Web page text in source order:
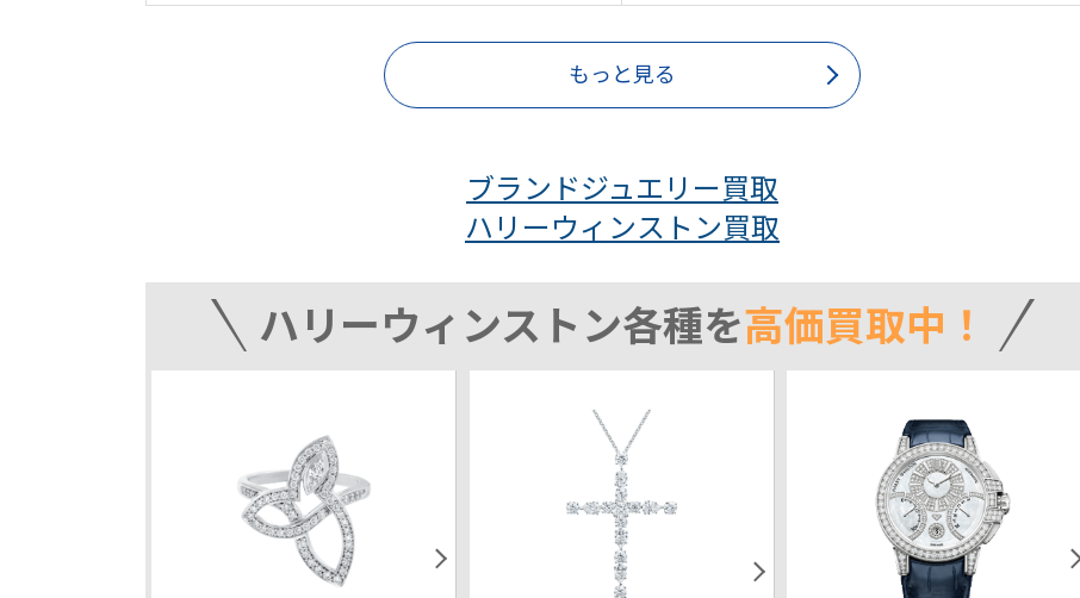
もっと見る
ブランドジュエリー買取
ハリーウィンストン買取
ハリーウィンストン各種を高価買取中！